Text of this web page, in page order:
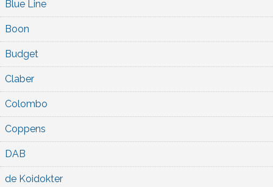
Blue Line
Boon
Budget
Claber
Colombo
Coppens
DAB
de Koidokter